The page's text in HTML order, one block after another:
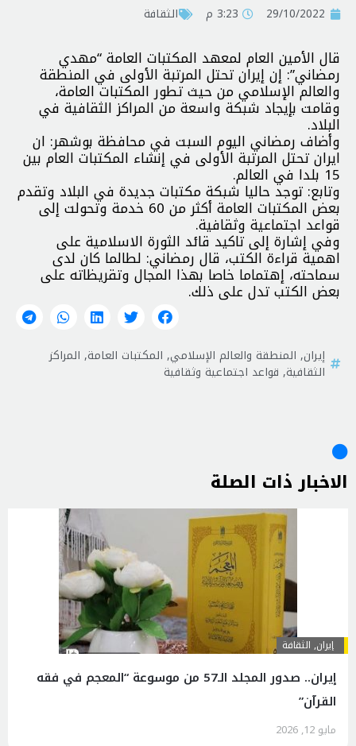
29/10/2022 3:23 م الثقافة
قال الأمين العام لمعهد المکتبات العامة “مهدي
رمضاني”: إن إيران تحتل المرتبة الأولی في المنطقة
والعالم الإسلامي من حيث تطور المکتبات العامة،
وقامت بإيجاد شبكة واسعة من المراکز الثقافية في
البلاد.
وأضاف رمضاني الیوم السبت في محافظة بوشهر: ان
ایران تحتل المرتبة الأولی في إنشاء المکتبات العام بین
15 بلدا في العالم.
وتابع: توجد حاليا شبکة مکتبات جدیدة في البلاد وتقدم
بعض المکتبات العامة أکثر من 60 خدمة وتحولت إلی
قواعد اجتماعیة وثقافیة.
وفي إشارة إلی تاكيد قائد الثورة الاسلامية علی
اهمية قراءة الکتب، قال رمضاني: لطالما کان لدی
سماحته، إهتماما خاصا بهذا المجال وتقريظاته على
بعض الكتب تدل على ذلك.
إیران, المنطقة والعالم الإسلامي, المکتبات العامة, المراکز
الثقافية, قواعد اجتماعیة وثقافیة
الاخبار ذات الصلة
إيران, الثقافة
إیران.. صدور المجلد الـ57 من موسوعة “المعجم في فقه
القرآن”
مايو 12, 2026